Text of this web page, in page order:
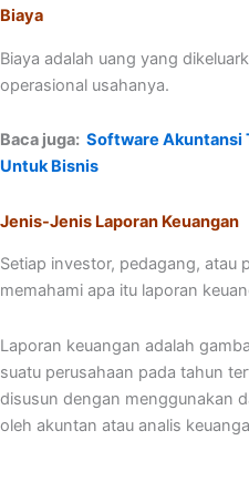
Biaya
Biaya adalah uang yang
operasional usahanya.
Baca juga: Software Akuntansi
Untuk Bisnis
Jenis-Jenis Laporan Keuangan
Setiap investor, pedagang, atau
memahami apa itu laporan
Laporan keuangan adalah
suatu perusahaan pada tahun
disusun dengan menggunakan
oleh akuntan atau analis